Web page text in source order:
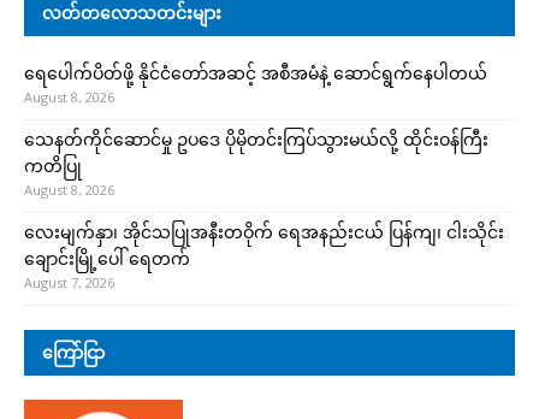
လတ်တလောသတင်းများ
ရေပေါက်ပိတ်ဖို့ နိုင်ငံတော်အဆင့် အစီအမံနဲ့ ဆောင်ရွက်နေပါတယ်
August 8, 2026
သေနတ်ကိုင်ဆောင်မှု ဥပဒေ ပိုမိုတင်းကြပ်သွားမယ်လို့ ထိုင်းဝန်ကြီး
ကတိပြု
August 8, 2026
လေးမျက်နှာ၊ အိုင်သပြုအနီးတဝိုက် ရေအနည်းငယ် ပြန်ကျ၊ ငါးသိုင်း
ချောင်းမြို့ပေါ် ရေတက်
August 7, 2026
ကြော်ငြာ